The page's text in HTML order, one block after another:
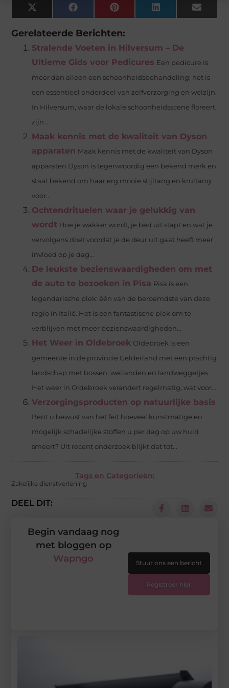
X
(Twitter)
Facebook Pinterest LinkedIn Email
Gerelateerde Berichten:
Stralende Voeten in Hilversum – De
Ultieme Gids voor Pedicures Een pedicure is
meer dan alleen een schoonheidsbehandeling; het is
een essentieel onderdeel van zelfverzorging en welzijn.
In Hilversum, waar de lokale schoonheidsscene floreert,
zijn...
Maak kennis met de kwaliteit van Dyson
apparaten Maak kennis met de kwaliteit van Dyson
apparaten Dyson is tegenwoordig een bekend merk en
staat bekend om haar erg mooie stijltang en krultang
voor...
Ochtendrituelen waar je gelukkig van
wordt Hoe je wakker wordt, je bed uit stapt en wat je
vervolgens doet voordat je de deur uit gaat heeft meer
invloed op je dag...
De leukste bezienswaardigheden om met
de auto te bezoeken in Pisa Pisa is een
legendarische plek: één van de beroemdste van deze
regio in Italië. Het is een fantastische plek om te
verblijven met meer bezienswaardigheden...
Het Weer in Oldebroek Oldebroek is een
gemeente in de provincie Gelderland met een prachtig
landschap met bossen, weilanden en landweggetjes.
Het weer in Oldebroek verandert regelmatig, wat voor...
Verzorgingsproducten op natuurlijke basis
Bent u bewust van het feit hoeveel kunstmatige en
mogelijk schadelijke stoffen u per dag op uw huid
smeert? Uit recent onderzoek blijkt dat tot...
Tags en Categorieën:
Zakelijke dienstverlening
DEEL DIT:
Begin vandaag nog
met bloggen op
Wapngo
Stuur ons een bericht
Registreer hier